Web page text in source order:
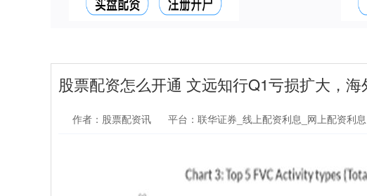
股票配资怎么开通 文远知行Q1亏损扩大，海
作者：股票配资讯 平台：联华证券_线上配资利息_网上配资利息